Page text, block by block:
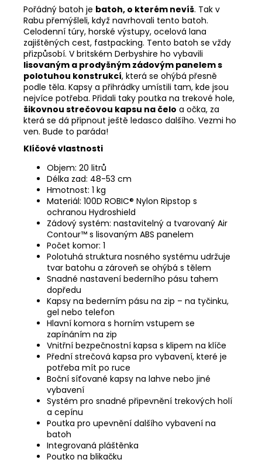
Pořádný batoh je batoh, o kterém nevíš. Tak v
Rabu přemýšleli, když navrhovali tento batoh.
Celodenní túry, horské výstupy, ocelová lana
zajištěných cest, fastpacking. Tento batoh se vždy
přizpůsobí. V britském Derbyshire ho vybavili
lisovaným a prodyšným zádovým panelem s
polotuhou konstrukcí, která se ohýbá přesně
podle těla. Kapsy a přihrádky umístili tam, kde jsou
nejvíce potřeba. Přidali taky poutka na trekové hole,
šikovnou strečovou kapsu na čelo a očka, za
která se dá připnout ještě ledasco dalšího. Vezmi ho
ven. Bude to paráda!
Klíčové vlastnosti
Objem: 20 litrů
Délka zad: 48-53 cm
Hmotnost: 1 kg
Materiál: 100D ROBIC® Nylon Ripstop s
ochranou Hydroshield
Zádový systém: nastavitelný a tvarovaný Air
Contour™ s lisovaným ABS panelem
Počet komor: 1
Polotuhá struktura nosného systému udržuje
tvar batohu a zároveň se ohýbá s tělem
Snadné nastavení bederního pásu tahem
dopředu
Kapsy na bederním pásu na zip – na tyčinku,
gel nebo telefon
Hlavní komora s horním vstupem se
zapínáním na zip
Vnitřní bezpečnostní kapsa s klipem na klíče
Přední strečová kapsa pro vybavení, které je
potřeba mít po ruce
Boční síťované kapsy na lahve nebo jiné
vybavení
Systém pro snadné připevnění trekových holí
a cepínu
Poutka pro upevnění dalšího vybavení na
batoh
Integrovaná pláštěnka
Poutko na blikačku